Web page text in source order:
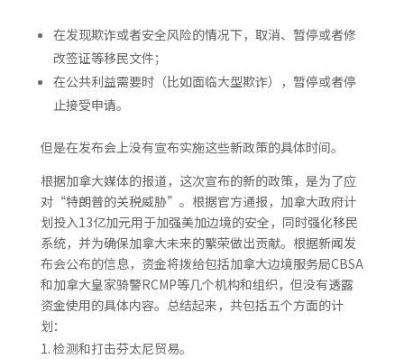
在发现欺诈或者安全风险的情况下，取消、暂停或者修
改签证等移民文件；
在公共利益需要时（比如面临大型欺诈），暂停或者停
止接受申请。
但是在发布会上没有宣布实施这些新政策的具体时间。
根据加拿大媒体的报道，这次宣布的新的政策，是为了应
对“特朗普的关税威胁”。根据官方通报，加拿大政府计
划投入13亿加元用于加强美加边境的安全，同时强化移民
系统，并为确保加拿大未来的繁荣做出贡献。根据新闻发
布会公布的信息，资金将拨给包括加拿大边境服务局CBSA
和加拿大皇家骑警RCMP等几个机构和组织，但没有透露
资金使用的具体内容。总结起来，共包括五个方面的计
划：
检测和打击芬太尼贸易。